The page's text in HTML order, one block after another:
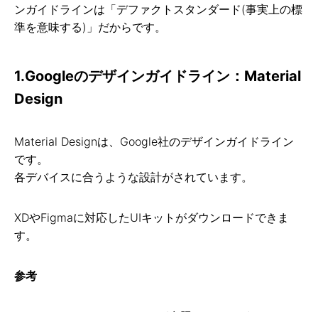
ンガイドラインは「デファクトスタンダード(事実上の標
準を意味する)」だからです。
1.Googleのデザインガイドライン：Material
Design
Material Designは、Google社のデザインガイドライン
です。
各デバイスに合うような設計がされています。
XDやFigmaに対応したUIキットがダウンロードできま
す。
参考